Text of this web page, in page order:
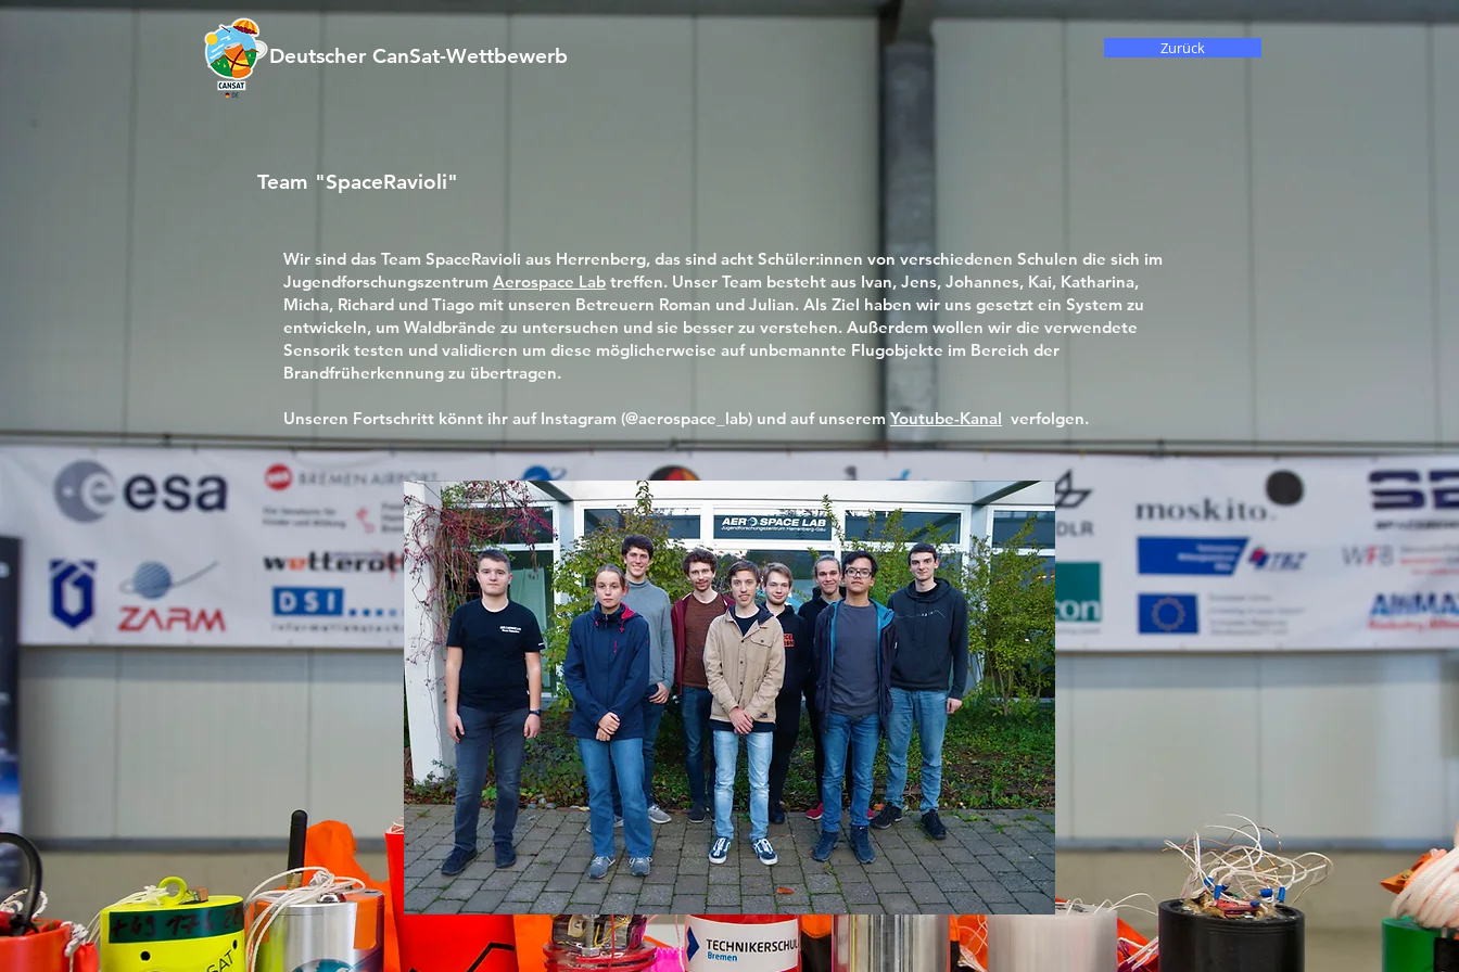
Deutscher CanSat-Wettbewerb Zurück
Team "SpaceRavioli"
Wir sind das Team SpaceRavioli aus Herrenberg, das sind acht Schüler:innen von verschiedenen Schulen die sich im
Jugendforschungszentrum Aerospace Lab treffen. Unser Team besteht aus Ivan, Jens, Johannes, Kai, Katharina,
Micha, Richard und Tiago mit unseren Betreuern Roman und Julian. Als Ziel haben wir uns gesetzt ein System zu
entwickeln, um Waldbrände zu untersuchen und sie besser zu verstehen. Außerdem wollen wir die verwendete
Sensorik testen und validieren um diese möglicherweise auf unbemannte Flugobjekte im Bereich der
Brandfrüherkennung zu übertragen.
Unseren Fortschritt könnt ihr auf Instagram (@aerospace_lab) und auf unserem Youtube-Kanal verfolgen.